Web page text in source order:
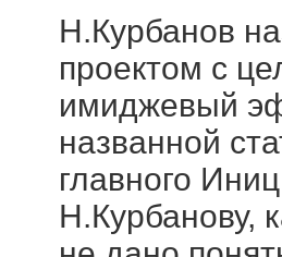
Н.Курбанов
проектом с
имиджевый
названной
главного
Н.Курбанову,